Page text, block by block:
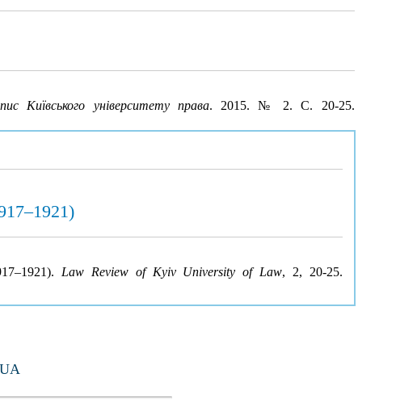
Київського університету права. 2015. № 2. С. 20-25.
Law Review of Kyiv University of Law, 2, 20-25.